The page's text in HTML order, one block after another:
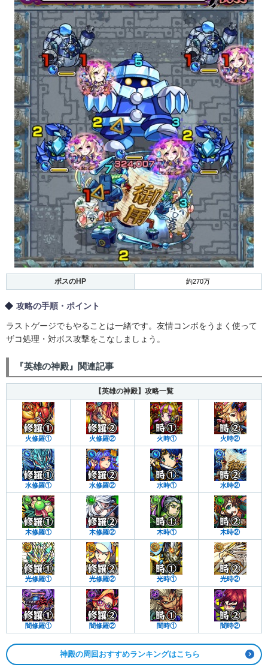
ボスのHP 約270万
攻略の手順・ポイント
ラストゲージでもやることは一緒です。友情コンボをうまく使って
ザコ処理・対ボス攻撃をこなしましょう。
『英雄の神殿』関連記事
【英雄の神殿】攻略一覧
火修羅① 火修羅② 火時① 火時②
水修羅① 水修羅② 水時① 水時②
木修羅① 木修羅② 木時① 木時②
光修羅① 光修羅② 光時① 光時②
闇修羅① 闇修羅② 闇時① 闇時②
神殿の周回おすすめランキングはこちら